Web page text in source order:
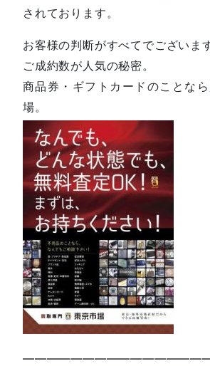
されております。
お客様の判断がすべてでございます
ご成約数が人気の秘密。
商品券・ギフトカードのことな
場。